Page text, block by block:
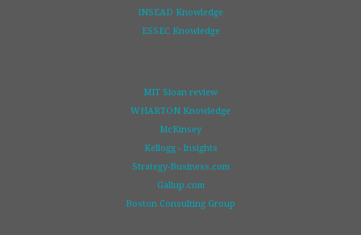
INSEAD Knowledge
ESSEC Knowledge
MIT Sloan review
WHARTON Knowledge
McKinsey
Kellogg - Insights
Strategy-Business.com
Gallup.com
Boston Consulting Group